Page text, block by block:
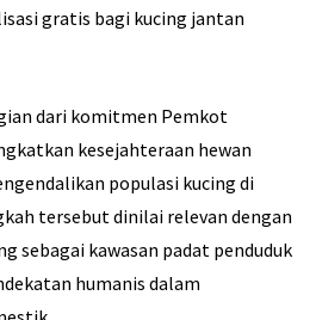
gratis bagi kucing jantan
dari komitmen Pemkot
kesejahteraan hewan
populasi kucing di
tersebut dinilai relevan dengan
sebagai kawasan padat penduduk
humanis dalam